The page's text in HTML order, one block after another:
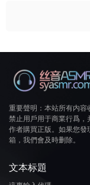
重要聲明：本站所有内容
禁止用戶用于商業行爲
作者購買正版。如果您
箱，我們會及時删除。
文本标題